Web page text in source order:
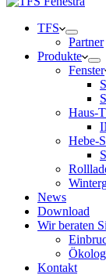
TFS
Partner
Produkte
Fenster
Haus-
Hebe-
News
Download
Wir beraten
Kontakt